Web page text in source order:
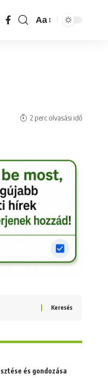
Aa
2 perc olvasási idő
és gondozása